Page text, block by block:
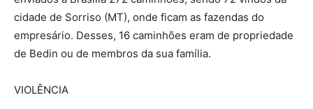
cidade de Sorriso (MT), onde ficam as fazendas do
empresário. Desses, 16 caminhões eram de propriedade
de Bedin ou de membros da sua família.
VIOLÊNCIA